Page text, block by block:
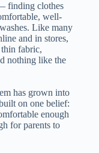
finding clothes
well-
Like many
and in stores,
thin fabric,
nothing like the
has grown into
on one belief:
enough
for parents to